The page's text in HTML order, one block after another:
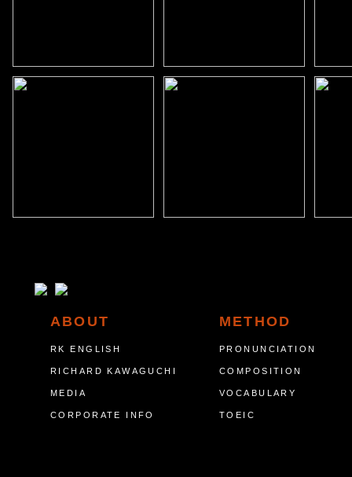
ABOUT
RK ENGLISH
RICHARD KAWAGUCHI
MEDIA
CORPORATE INFO
METHOD
PRONUNCIATION
COMPOSITION
VOCABULARY
TOEIC